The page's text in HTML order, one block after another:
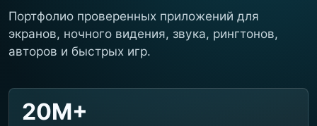
Портфолио проверенных приложений для
экранов, ночного видения, звука, рингтонов,
авторов и быстрых игр.
20M+